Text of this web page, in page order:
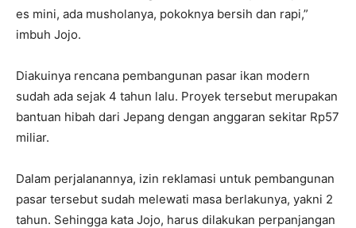
es mini, ada musholanya, pokoknya bersih dan rapi,”
imbuh Jojo.
Diakuinya rencana pembangunan pasar ikan modern
sudah ada sejak 4 tahun lalu. Proyek tersebut merupakan
bantuan hibah dari Jepang dengan anggaran sekitar Rp57
miliar.
Dalam perjalanannya, izin reklamasi untuk pembangunan
pasar tersebut sudah melewati masa berlakunya, yakni 2
tahun. Sehingga kata Jojo, harus dilakukan perpanjangan